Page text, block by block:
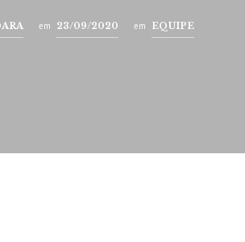
em 23/09/2020 em EQUIPE